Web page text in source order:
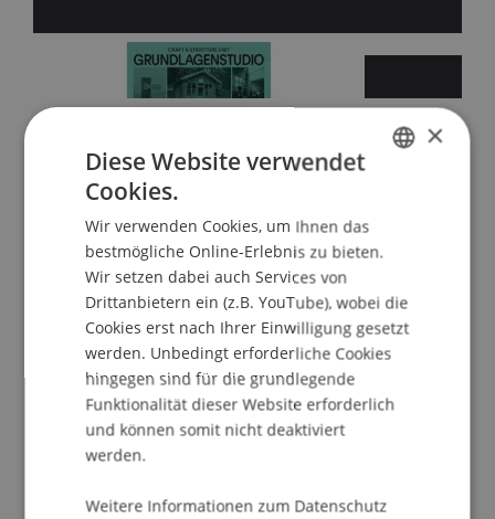
Wintersemester 2025/26
×
Diese Website verwendet
Cookies.
Wir verwenden Cookies, um Ihnen das
bestmögliche Online-Erlebnis zu bieten.
Wir setzen dabei auch Services von
Drittanbietern ein (z.B. YouTube), wobei die
Cookies erst nach Ihrer Einwilligung gesetzt
werden. Unbedingt erforderliche Cookies
hingegen sind für die grundlegende
Funktionalität dieser Website erforderlich
und können somit nicht deaktiviert
werden.
Weitere Informationen zum Datenschutz